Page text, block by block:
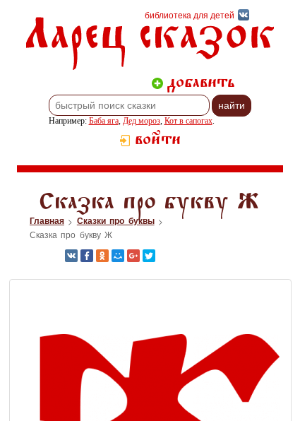
библиотека для детей
Ларец сказок
добавить
Например: Баба яга, Дед мороз, Кот в сапогах.
войти
Сказка про букву Ж
Главная > Сказки про буквы>
Сказка про букву Ж